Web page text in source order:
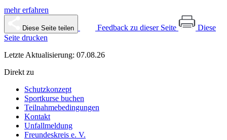
mehr erfahren
Diese Seite teilen Feedback zu dieser Seite
Diese
Seite drucken
Letzte Aktualisierung: 07.08.26
Direkt zu
Schutzkonzept
Sportkurse buchen
Teilnahmebedingungen
Kontakt
Unfallmeldung
Freundeskreis e. V.